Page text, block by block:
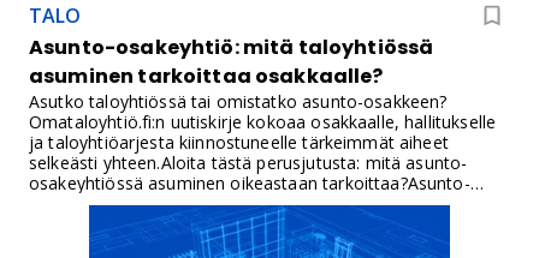
TALO
Asunto-osakeyhtiö: mitä taloyhtiössä
asuminen tarkoittaa osakkaalle?
Asutko taloyhtiössä tai omistatko asunto-osakkeen?
Omataloyhtiö.fi:n uutiskirje kokoaa osakkaalle, hallitukselle
ja taloyhtiöarjesta kiinnostuneelle tärkeimmät aiheet
selkeästi yhteen.Aloita tästä perusjutusta: mitä asunto-
osakeyhtiössä asuminen oikeastaan tarkoittaa?Asunto-
osakeyhtiö on monelle suomalaiselle tuttu nimellä taloyhtiö.
Kun ostat osakehuoneiston, et omista asuntoa samalla
tavalla kuin omakotitalon omistaja omistaa rakennuksensa.